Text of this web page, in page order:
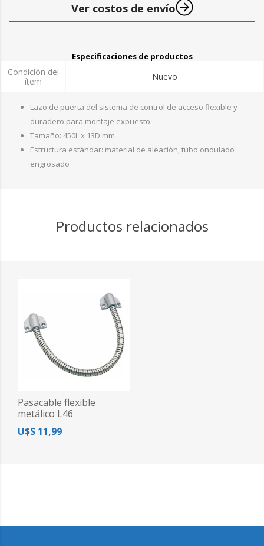
Ver costos de envío
Especificaciones de productos
Condición del
ítem
Nuevo
Lazo de puerta del sistema de control de acceso flexible y
duradero para montaje expuesto.
Tamaño: 450L x 13D mm
Estructura estándar: material de aleación, tubo ondulado
engrosado
Productos relacionados
Pasacable flexible
metálico L46
U$S 11,99